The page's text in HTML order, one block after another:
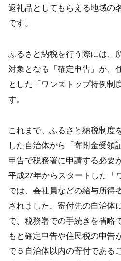
返礼品としてもらえる地域の
です。
ふるさと納税を行う際には、
対象となる「確定申告」か、
とした「ワンストップ特例制
す。
これまで、ふるさと納税制度
した自治体から「寄附金受領
申告で税務署に申請する必要
平成27年からスタートした「
では、会社員などの給与所得
されました。寄付先の自治体
で、税務署での手続きを省略
もと確定申告や住民税の申告
で５自治体以内の寄付である